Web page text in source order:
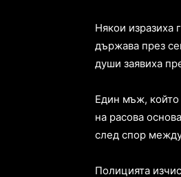
Някои изразиха
държава през
души заявиха
Един мъж, който
на расова
след спор
Полицията